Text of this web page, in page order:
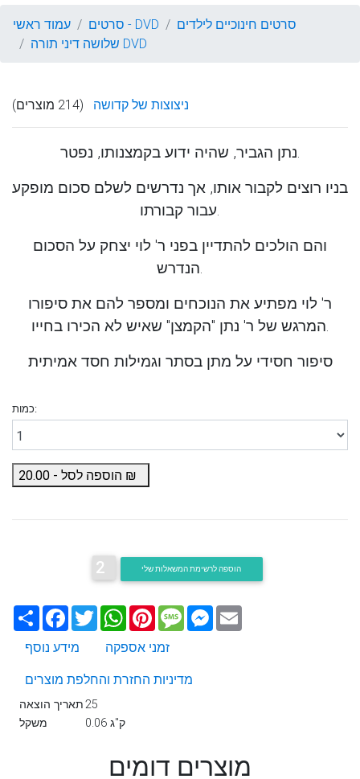
עמוד ראשי סרטים - DVD
סרטים חינוכיים לילדים
שלושה דיני תורה DVD
ניצוצות של קדושה (214 מוצרים)
נתן הגביר, שהיה ידוע בקמצנותו, נפטר.
בניו רוצים לקבור אותו, אך נדרשים לשלם סכום מופקע
עבור קבורתו.
והם הולכים להתדיין בפני ר' לוי יצחק על הסכום
הנדרש.
ר' לוי מפתיע את הנוכחים ומספר להם את סיפורו
המרגש של ר' נתן "הקמצן" שאיש לא הכירו בחייו.
סיפור חסידי על מתן בסתר וגמילות חסד אמיתית
כמות:
הוספה לסל - 20.00
2 הוספה לרשימת המשאלות שלי
שתף Facebook
TwitterWhatsApp
PinterestMessageMessenger
מידע נוסף
זמני אספקה
מדיניות החזרת והחלפת מוצרים
תאריך הוצאה25
משקל
0.06 ק"ג
מוצרים דומים